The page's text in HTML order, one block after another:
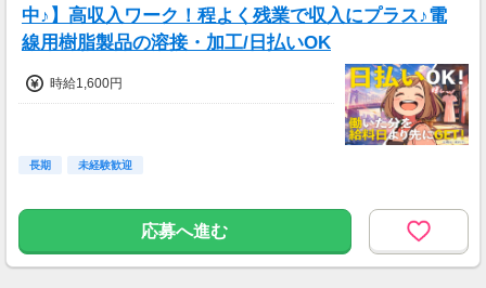
中♪】高収入ワーク！程よく残業で収入にプラス♪電
線用樹脂製品の溶接・加工/日払いOK
時給1,600円
長期 未経験歓迎
応募へ進む